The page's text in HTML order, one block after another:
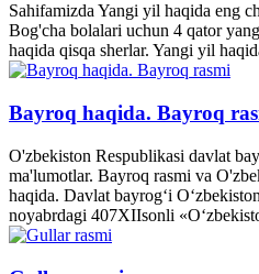
Sahifamizda Yangi yil haqida eng
Bog'cha bolalari uchun 4 qator
haqida qisqa sherlar. Yangi yil
Bayroq haqida. Bayroq
O'zbekiston Respublikasi davlat
ma'lumotlar. Bayroq rasmi va
haqida. Davlat bayrog‘i
noyabrdagi 407­XII­sonli